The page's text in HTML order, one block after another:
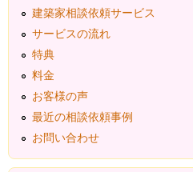
建築家相談依頼サービス
サービスの流れ
特典
料金
お客様の声
最近の相談依頼事例
お問い合わせ